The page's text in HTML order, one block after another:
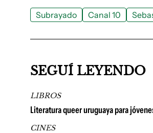
Subrayado Canal 10
SEGUÍ LEYENDO
LIBROS
Literatura queer uruguaya para
CINES